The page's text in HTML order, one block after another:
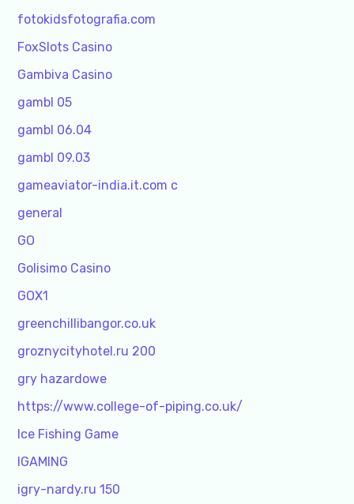
fotokidsfotografia.com
FoxSlots Casino
Gambiva Casino
gambl 05
gambl 06.04
gambl 09.03
gameaviator-india.it.com c
general
GO
Golisimo Casino
GOX1
greenchillibangor.co.uk
groznycityhotel.ru 200
gry hazardowe
https://www.college-of-piping.co.uk/
Ice Fishing Game
IGAMING
igry-nardy.ru 150